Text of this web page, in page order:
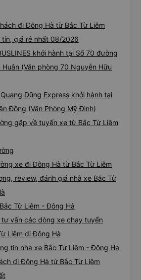
đi Đông Hà từ Bắc Từ Liêm
giá rẻ nhất 08/2026
khởi hành tại Số 70 đường
(Văn phòng 70 Nguyễn Hữu
Dũng Express khởi hành tại
Đồng (Văn Phòng Mỹ Đình)
gặp về tuyến xe từ Bắc Từ Liêm
xe đi Đông Hà từ Bắc Từ Liêm
review, đánh giá nhà xe Bắc Từ
Từ Liêm - Đông Hà
tư vấn các dòng xe chạy tuyến
Liêm đi Đông Hà
tin nhà xe Bắc Từ Liêm - Đông Hà
đi Đông Hà từ Bắc Từ Liêm